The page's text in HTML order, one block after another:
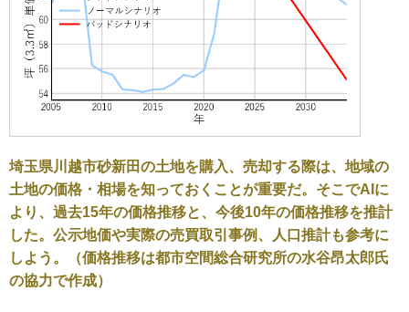
埼玉県川越市砂新田の土地を購入、売却する際は、地域の
土地の価格・相場を知っておくことが重要だ。そこでAIに
より、過去15年の価格推移と、今後10年の価格推移を推計
した。公示地価や実際の売買取引事例、人口推計も参考に
しよう。（価格推移は都市空間総合研究所の水谷昂太郎氏
の協力で作成）